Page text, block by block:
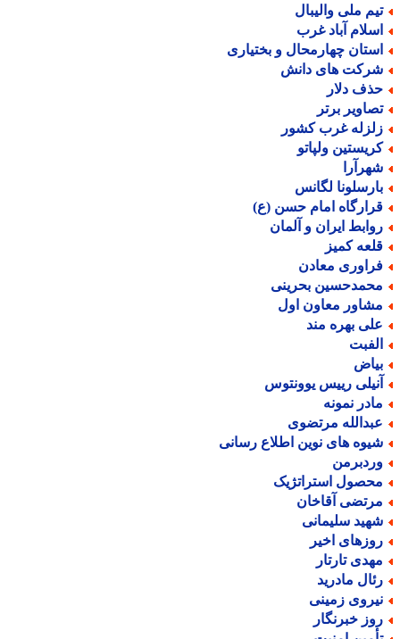
ملی والیبال
آباد غرب
چهارمحال و بختیاری
های دانش
دلار
برتر
غرب کشور
ولپاتو
لگانس
امام حسن (ع)
ایران و آلمان
کمیز
معادن
بحرینی
معاون اول
بهره مند
رییس یوونتوس
نمونه
مرتضوی
های نوین اطلاع رسانی
استراتژیک
آقاخان
سلیمانی
اخیر
تارتار
مادرید
زمینی
خبرنگار